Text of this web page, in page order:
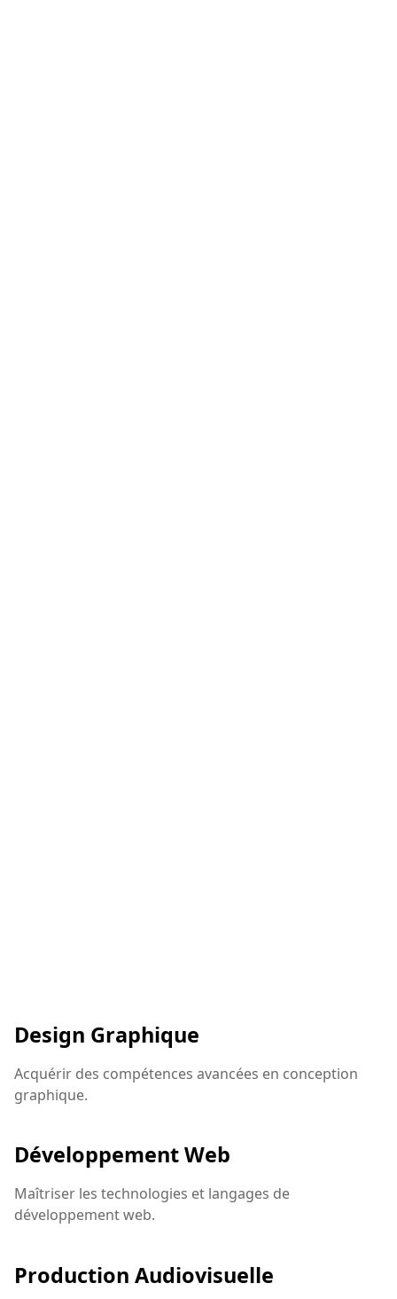
Design Graphique
Acquérir des compétences avancées en conception
graphique.
Développement Web
Maîtriser les technologies et langages de
développement web.
Production Audiovisuelle